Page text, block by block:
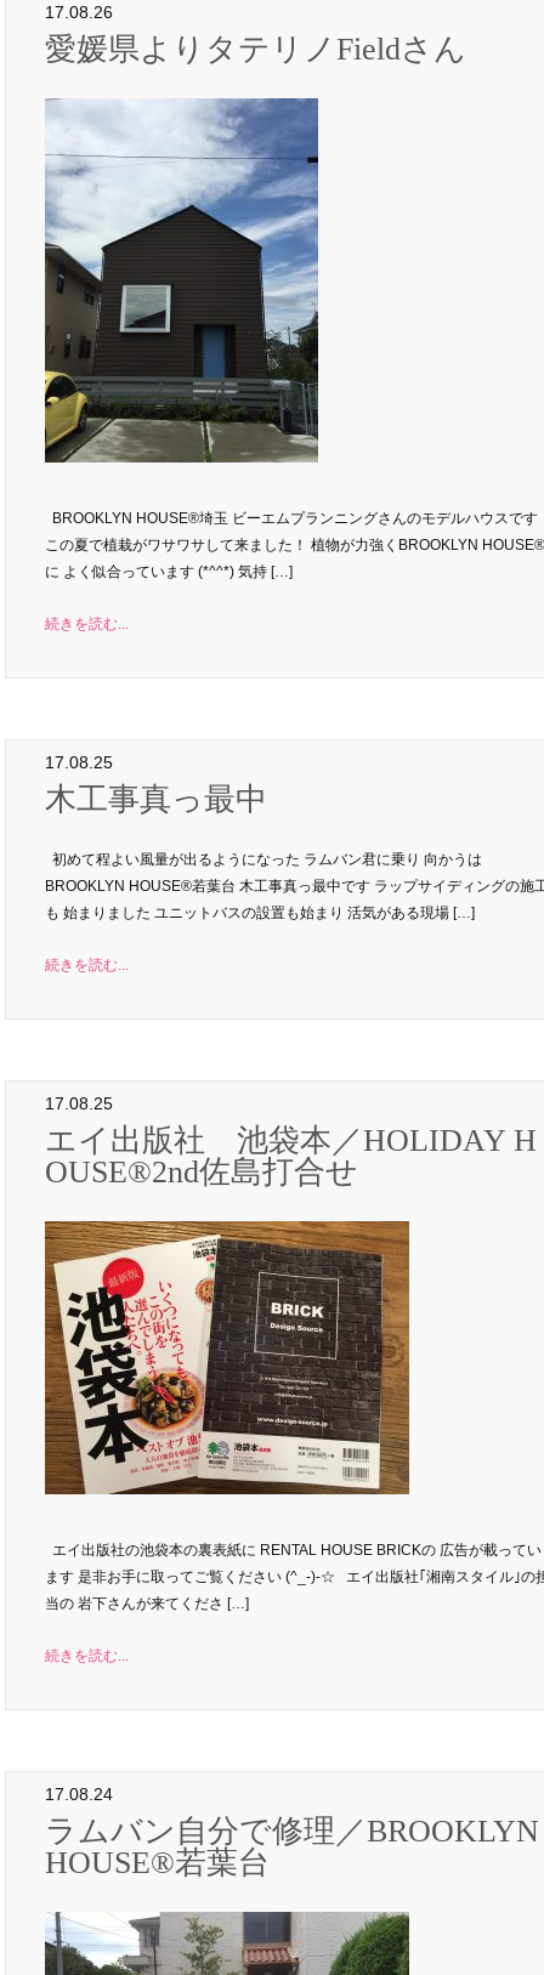
17.08.26
愛媛県よりタテリノFieldさん
BROOKLYN HOUSE®︎埼玉 ビーエムプランニングさんのモデルハウスです
この夏で植栽がワサワサして来ました！ 植物が力強くBROOKLYN
に よく似合っています (*^^*) 気持 […]
続きを読む...
17.08.25
木工事真っ最中
初めて程よい風量が出るようになった ラムバン君に乗り 向かうは
BROOKLYN HOUSE®︎若葉台 木工事真っ最中です ラップサイディングの施
も 始まりました ユニットバスの設置も始まり 活気がある現場 […]
続きを読む...
17.08.25
エイ出版社 池袋本／HOLIDAY H
OUSE®2nd佐島打合せ
エイ出版社の池袋本の裏表紙に RENTAL HOUSE BRICKの 広告が載ってい
ます 是非お手に取ってご覧ください (^_-)-☆ エイ出版社｢湘南スタイル｣の
当の 岩下さんが来てくださ […]
続きを読む...
17.08.24
ラムバン自分で修理／BROOKLYN
HOUSE®︎若葉台